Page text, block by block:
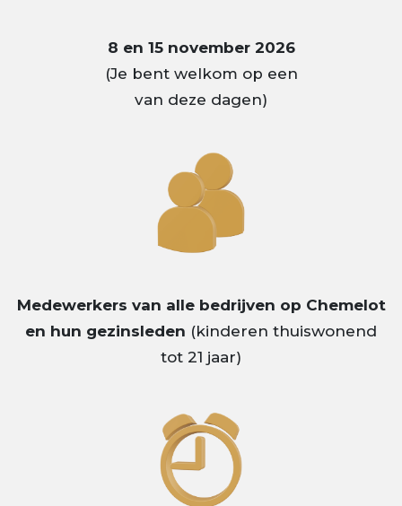
8 en 15 november 2026
(Je bent welkom op een
van deze dagen)
Medewerkers van alle bedrijven op Chemelot
en hun gezinsleden (kinderen thuiswonend
tot 21 jaar)